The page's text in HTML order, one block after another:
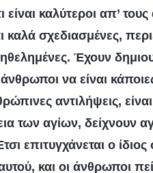
καλύτεροι απ’
καλά σχεδιασμένες,
Έχουν
να είναι
αντιλήψεις, είναι
των αγίων, δείχνουν
επιτυγχάνεται ο
και οι άνθρωποι